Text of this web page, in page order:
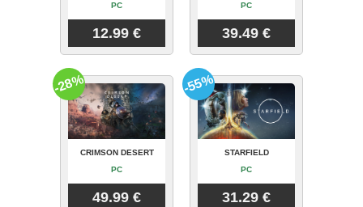
PC
12.99 €
PC
39.49 €
CRIMSON DESERT
PC
49.99 €
-28%
STARFIELD
PC
31.29 €
-55%